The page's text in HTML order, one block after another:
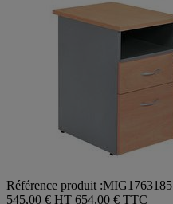
Référence produit :MIG1763185
545,00 € HT 654,00 € TTC